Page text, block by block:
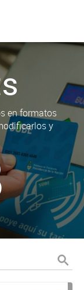
en formatos
y